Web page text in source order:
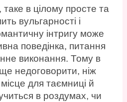
в цілому просте та
вульгарності і
інтригу може
поведінка, питання
виконання. Тому в
недоговорити, ніж
для таємниці й
в роздумах, чи